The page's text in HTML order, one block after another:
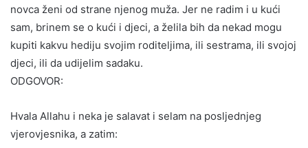
novca ženi od strane njenog muža. Jer ne radim i u kući
sam, brinem se o kući i djeci, a želila bih da nekad mogu
kupiti kakvu hediju svojim roditeljima, ili sestrama, ili svojoj
djeci, ili da udijelim sadaku.
ODGOVOR:
Hvala Allahu i neka je salavat i selam na posljednjeg
vjerovjesnika, a zatim: